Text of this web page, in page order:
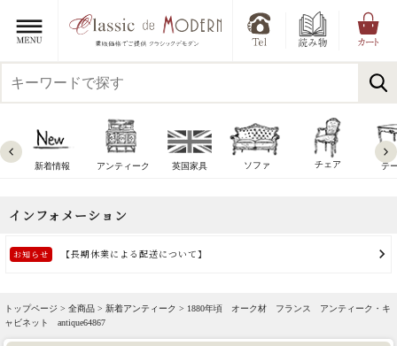
新着情報 アンティーク 英国家具 ソファ チェア テ
トップページ > 全商品 > 新着アンティーク > 1880年頃 オーク材 フランス アンティーク・キ
ャビネット antique64867